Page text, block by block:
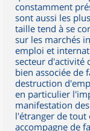
constamment
sont aussi les
taille tend à se
sur les marchés
emploi et
secteur d'activité
bien associée de
destruction
en particulier
manifestation
l'étranger de tout
accompagne de